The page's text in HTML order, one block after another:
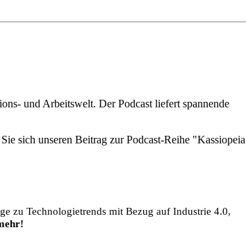
und Arbeitswelt. Der Podcast liefert spannende
sich unseren Beitrag zur Podcast-Reihe
zu Technologietrends mit Bezug auf Industrie 4.0,